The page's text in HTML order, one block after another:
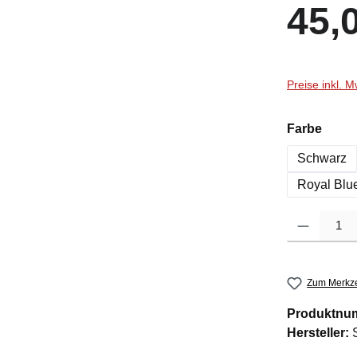
Preise inkl.
Farbe
Schwarz
Royal
Zum
Hersteller: